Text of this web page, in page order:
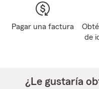
Pagar una factura
de
¿Le gustaría